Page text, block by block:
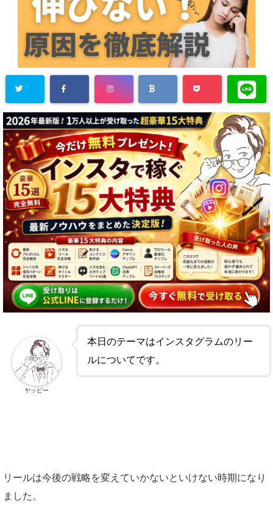
本日のテーマはインスタグラムのリー
ルについてです。
ヤッピー
リールは今後の戦略を変えていかないといけない時期になり
ました。